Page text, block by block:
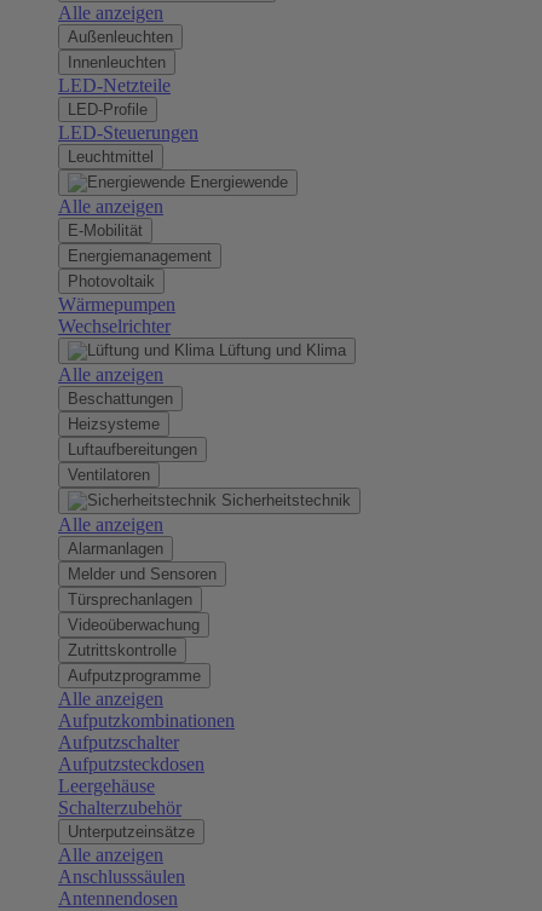
Alle anzeigen
Außenleuchten
Innenleuchten
LED-Netzteile
LED-Profile
LED-Steuerungen
Leuchtmittel
Energiewende
Alle anzeigen
E-Mobilität
Energiemanagement
Photovoltaik
Wärmepumpen
Wechselrichter
Lüftung und Klima
Alle anzeigen
Beschattungen
Heizsysteme
Luftaufbereitungen
Ventilatoren
Sicherheitstechnik
Alle anzeigen
Alarmanlagen
Melder und Sensoren
Türsprechanlagen
Videoüberwachung
Zutrittskontrolle
Aufputzprogramme
Alle anzeigen
Aufputzkombinationen
Aufputzschalter
Aufputzsteckdosen
Leergehäuse
Schalterzubehör
Unterputzeinsätze
Alle anzeigen
Anschlusssäulen
Antennendosen